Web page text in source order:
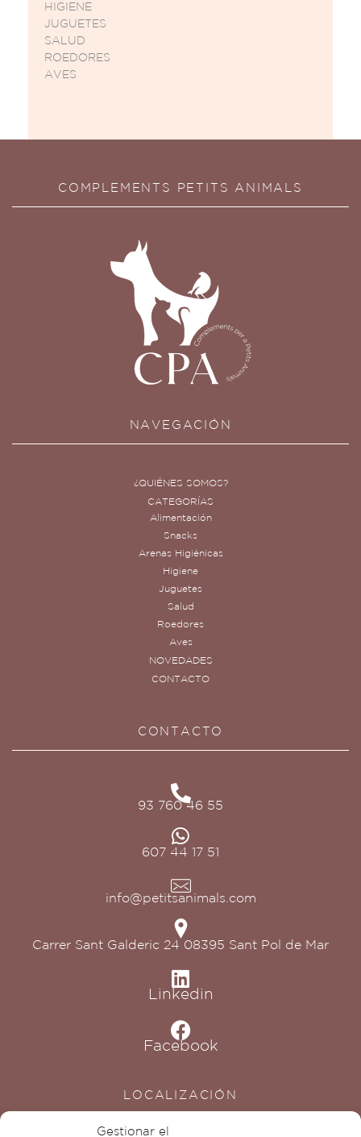
Gestionar el
HIGIENE
JUGUETES
SALUD
ROEDORES
AVES
COMPLEMENTS PETITS ANIMALS
NAVEGACIÓN
¿QUIÉNES SOMOS?
CATEGORÍAS
Alimentación
Snacks
Arenas Higiénicas
Higiene
Juguetes
Salud
Roedores
Aves
NOVEDADES
CONTACTO
CONTACTO
93 760 46 55
607 44 17 51
info@petitsanimals.com
Carrer Sant Galderic 24 08395 Sant Pol de Mar
Linkedin
Facebook
LOCALIZACIÓN